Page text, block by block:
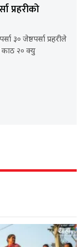
प्रहरीको
३० जेष्ठपर्सा प्रहरीले
२० क्यु